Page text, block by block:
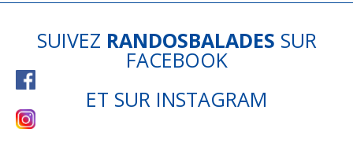
SUIVEZ RANDOSBALADES SUR
FACEBOOK
ET SUR INSTAGRAM